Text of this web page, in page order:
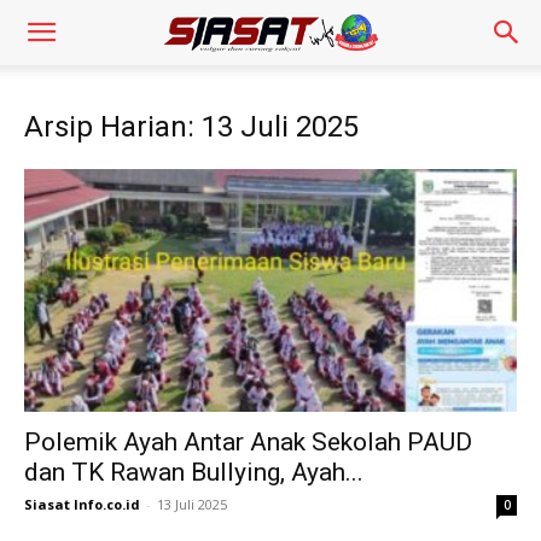
Arsip Harian: 13 Juli 2025
Polemik Ayah Antar Anak Sekolah PAUD
dan TK Rawan Bullying, Ayah...
Siasat Info.co.id - 13 Juli 2025 0